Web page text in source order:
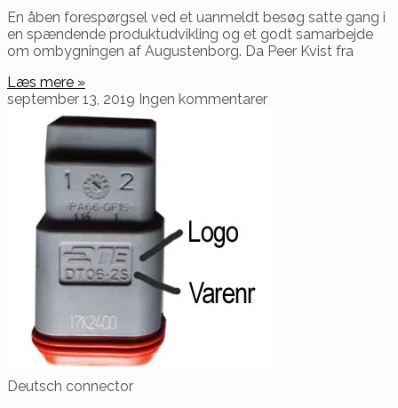
En åben forespørgsel ved et uanmeldt besøg satte gang i
en spændende produktudvikling og et godt samarbejde
om ombygningen af Augustenborg. Da Peer Kvist fra
Læs mere »
september 13, 2019 Ingen kommentarer
Deutsch connector